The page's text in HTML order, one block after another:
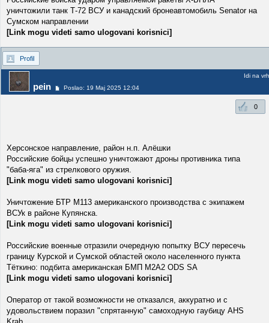
уничтожили танк Т-72 ВСУ и канадский бронеавтомобиль Senator на
Сумском направлении
[Link mogu videti samo ulogovani korisnici]
Profil
pein Poslao: 19 Maj 2025 12:04
Idi na vrh
0
Херсонское направление, район н.п. Алёшки
Российские бойцы успешно уничтожают дроны противника типа
"баба-яга" из стрелкового оружия.
[Link mogu videti samo ulogovani korisnici]
Уничтожение БТР М113 американского производства с экипажем
ВСУк в районе Купянска.
[Link mogu videti samo ulogovani korisnici]
Российские военные отразили очередную попытку ВСУ пересечь
границу Курской и Сумской областей около населенного пункта
Тёткино: подбита американская БМП М2А2 ODS SA
[Link mogu videti samo ulogovani korisnici]
Оператор от такой возможности не отказался, аккуратно и с
удовольствием поразил "спрятанную" самоходную гаубицу AHS